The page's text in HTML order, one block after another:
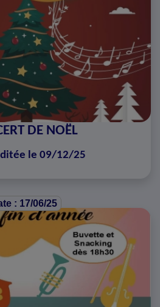
DE NOËL
le 09/12/25
: 17/06/25